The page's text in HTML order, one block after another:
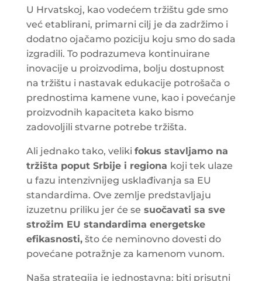
U Hrvatskoj, kao vodećem tržištu gde smo
već etablirani, primarni cilj je da zadržimo i
dodatno ojačamo poziciju koju smo do sada
izgradili. To podrazumeva kontinuirane
inovacije u proizvodima, bolju dostupnost
na tržištu i nastavak edukacije potrošača o
prednostima kamene vune, kao i povećanje
proizvodnih kapaciteta kako bismo
zadovoljili stvarne potrebe tržišta.
Ali jednako tako, veliki fokus stavljamo na
tržišta poput Srbije i regiona koji tek ulaze
u fazu intenzivnijeg usklađivanja sa EU
standardima. Ove zemlje predstavljaju
izuzetnu priliku jer će se suočavati sa sve
strožim EU standardima energetske
efikasnosti,što će neminovno dovesti do
povećane potražnje za kamenom vunom.
Naša strategija je jednostavna: biti prisutni